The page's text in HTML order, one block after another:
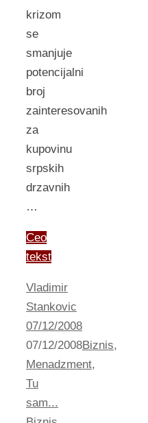
krizom
se
smanjuje
potencijalni
broj
zainteresovanih
za
kupovinu
srpskih
drzavnih
…
Ceo
tekst
Vladimir
Stankovic
07/12/2008
07/12/2008Biznis,
Menadzment,
Tu
sam...